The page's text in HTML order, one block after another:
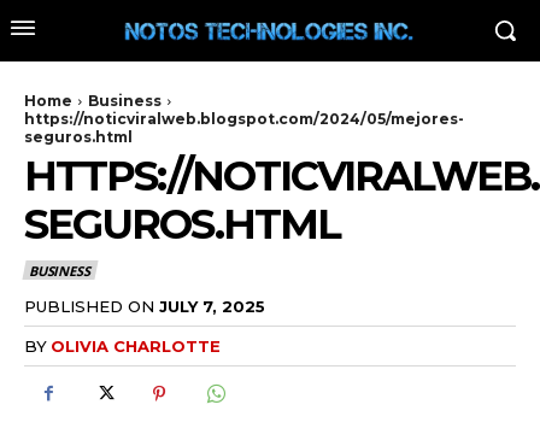
Home
Business
https://noticviralweb.blogspot.com/2024/05/mejores-
seguros.html
HTTPS://
SEGUROS.HTML
BUSINESS
PUBLISHED ON JULY 7, 2025
BY OLIVIA CHARLOTTE